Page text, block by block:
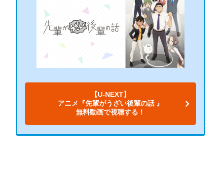
【U-NEXT】
アニメ『先輩がうざい後輩の話 』
無料動画で視聴する！